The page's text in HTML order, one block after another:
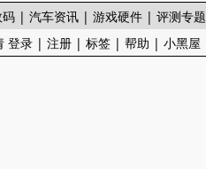
|汽车资讯 |游戏硬件 |评测专题
登录 |注册 |标签 |帮助 |小黑屋